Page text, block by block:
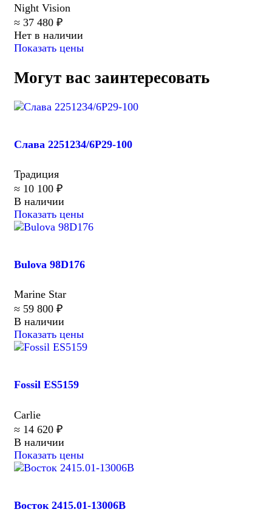
Night Vision
≈ 37 480 ₽
Нет в наличии
Показать цены
Могут вас заинтересовать
Слава 2251234/6P29-100
Традиция
≈ 10 100 ₽
В наличии
Показать цены
Bulova 98D176
Marine Star
≈ 59 800 ₽
В наличии
Показать цены
Fossil ES5159
Carlie
≈ 14 620 ₽
В наличии
Показать цены
Восток 2415.01-13006B